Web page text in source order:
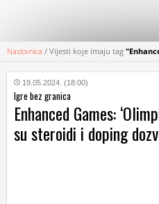
KATEGORIJE
HRVATSKI
WEB
Naslovnica / Vijesti koje imaju tag
19.05.2024. (18:00)
Igre bez granica
Enhanced Games:
su steroidi i doping